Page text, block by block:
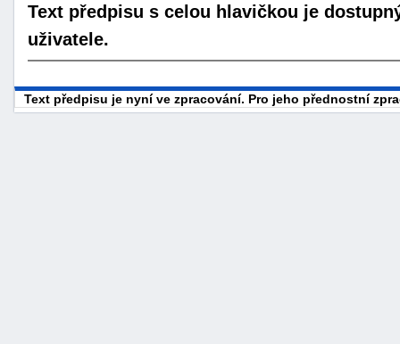
Text předpisu s celou hlavičkou je
uživatele.
Text předpisu je nyní ve zpracování. Pro jeho přednostní